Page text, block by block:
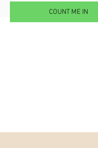
COUNT ME IN